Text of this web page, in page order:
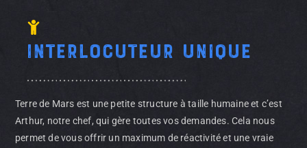
Interlocuteur unique
Terre de Mars est une petite structure à taille humaine et c’est
Arthur, notre chef, qui gère toutes vos demandes. Cela nous
permet de vous offrir un maximum de réactivité et une vraie